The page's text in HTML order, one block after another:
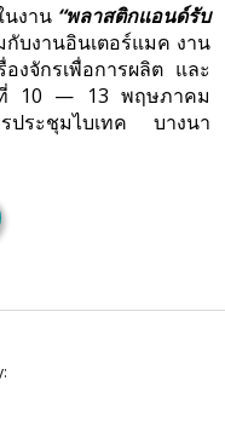
งาน “พลาสติกแอนด์รับ
กับงานอินเตอร์แมค งาน
งจักรเพื่อการผลิต และ
ที่ 10 — 13 พฤษภาคม
ระชุมไบเทค บางนา